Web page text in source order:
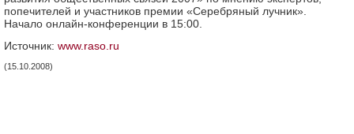
попечителей и участников премии «Серебряный лучник».
Начало онлайн-конференции в 15:00.
Источник: www.raso.ru
(15.10.2008)